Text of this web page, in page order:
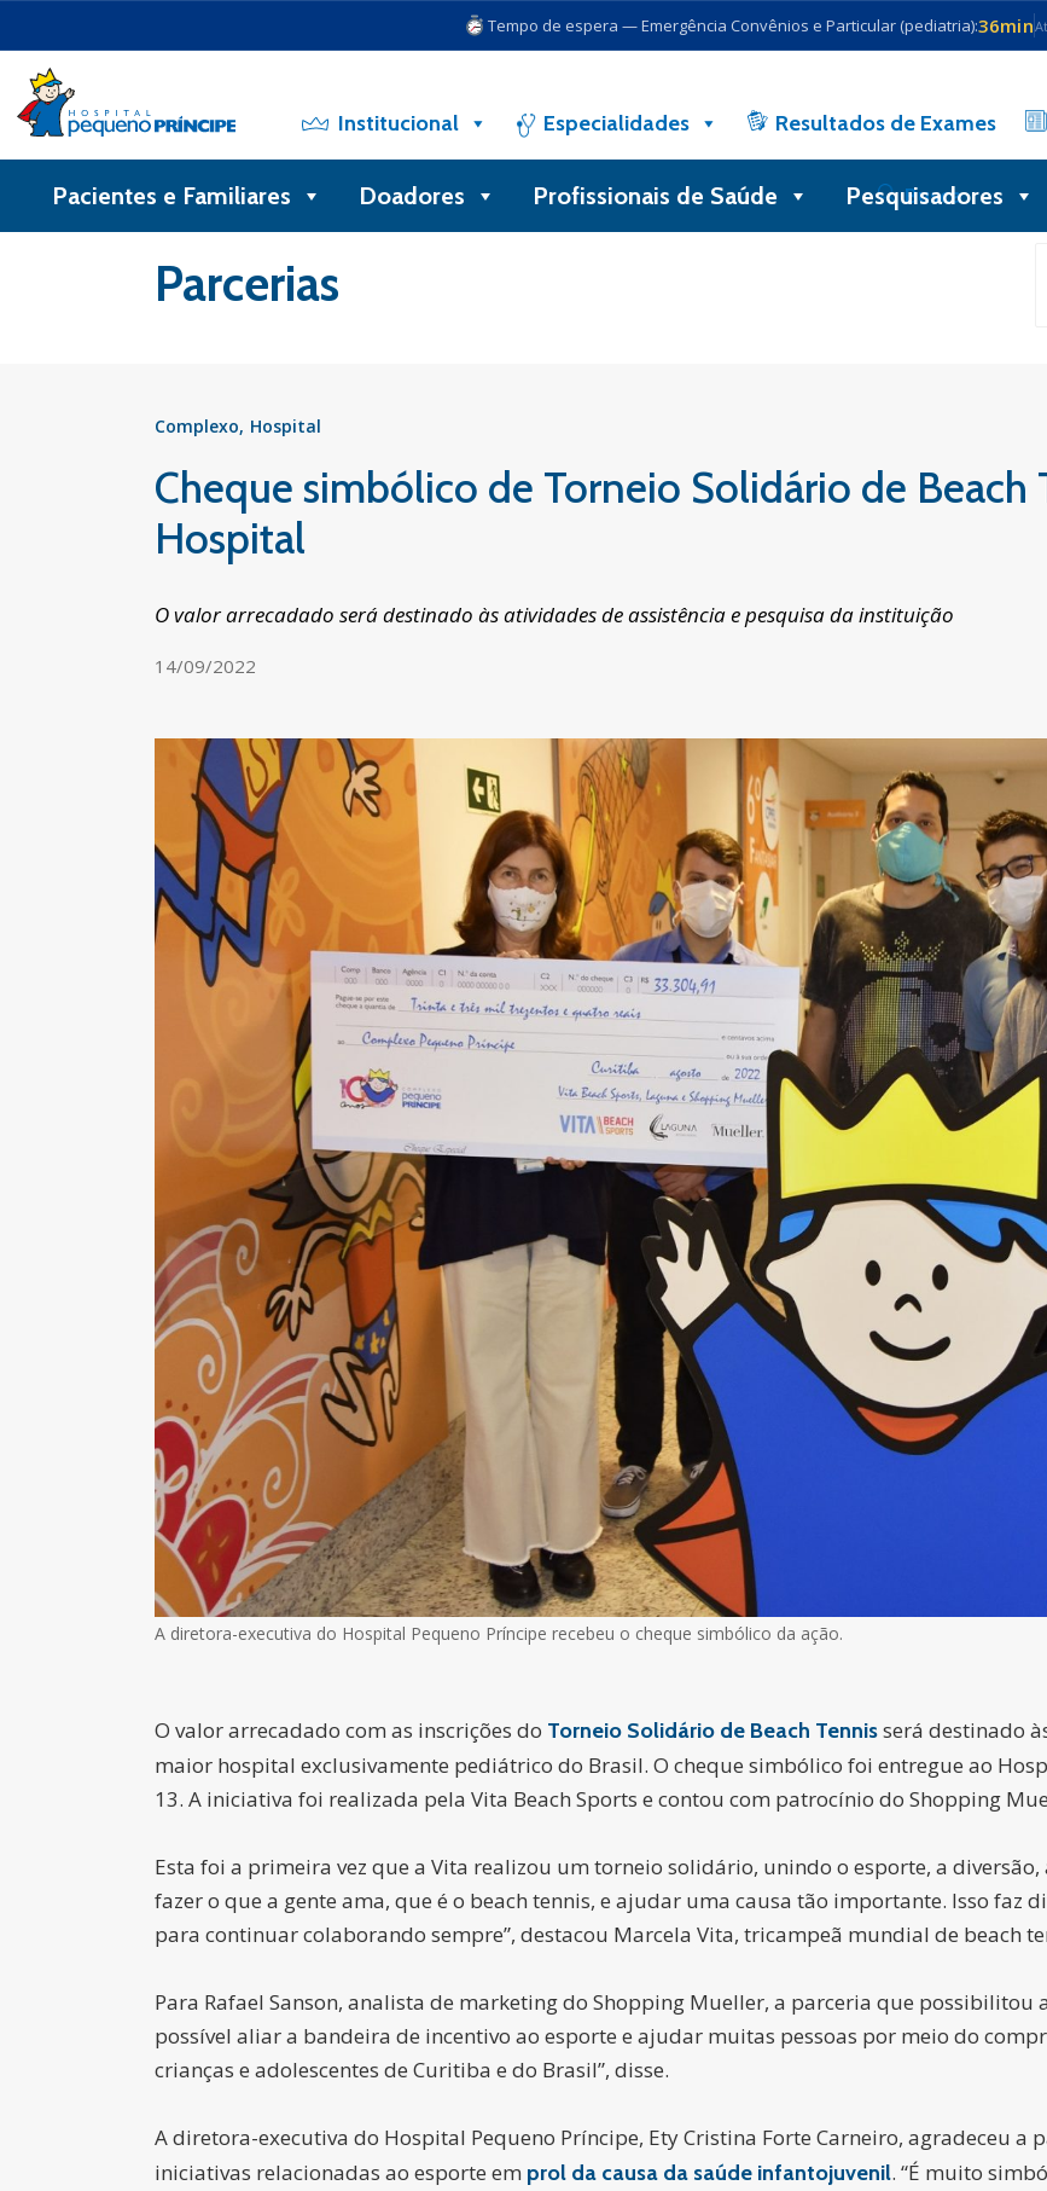
Tempo de espera — Emergência Convênios e Particular (pediatria):36min
Institucional Especialidades Resultados de Exames
Busca
Pacientes e Familiares Doadores Profissionais de Saúde Pesquisadores
Parcerias
Complexo Hospital
Cheque simbólico de Torneio Solidário de Beach
Hospital
O valor arrecadado será destinado às atividades de assistência e pesquisa da instituição
14/09/2022
A diretora-executiva do Hospital Pequeno Príncipe recebeu o cheque simbólico da ação.
O valor arrecadado com as inscrições do Torneio Solidário de Beach Tennisserá destinado
maior hospital exclusivamente pediátrico do Brasil. O cheque simbólico foi entregue ao
13. A iniciativa foi realizada pela Vita Beach Sports e contou com patrocínio do Shopping
Esta foi a primeira vez que a Vita realizou um torneio solidário, unindo o esporte, a
fazer o que a gente ama, que é o beach tennis, e ajudar uma causa tão importante. Isso faz
para continuar colaborando sempre”, destacou Marcela Vita, tricampeã mundial de beach
Para Rafael Sanson, analista de marketing do Shopping Mueller, a parceria que possibilitou
possível aliar a bandeira de incentivo ao esporte e ajudar muitas pessoas por meio do
crianças e adolescentes de Curitiba e do Brasil”, disse.
A diretora-executiva do Hospital Pequeno Príncipe, Ety Cristina Forte Carneiro, agradeceu a
iniciativas relacionadas ao esporte em prol da causa da saúde infantojuvenil. “É muito